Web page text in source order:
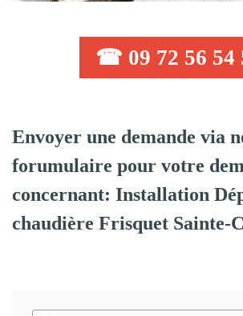
☎ 09 72 56 54
Envoyer une demande via
forumulaire pour votre
concernant: Installation
chaudière Frisquet Sainte-